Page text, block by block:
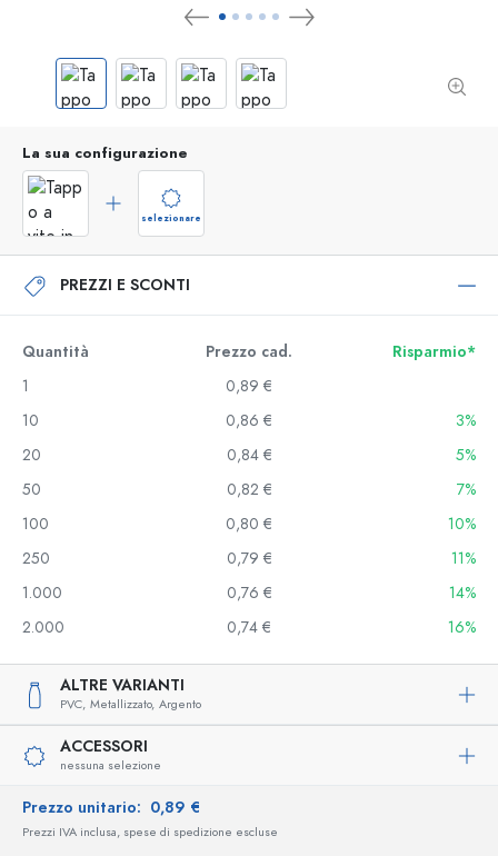
La sua configurazione
selezionare
PREZZI E SCONTI
Quantità Prezzo cad.
Risparmio*
1
0,89 €
10
0,86 €
3%
20
0,84 €
5%
50
0,82 €
7%
100
0,80 €
10%
250
0,79 €
11%
1.000
0,76 €
14%
2.000
0,74 € 16%
ALTRE VARIANTI
PVC, Metallizzato, Argento
ACCESSORI
nessuna selezione
Prezzo unitario: 0,89 €
Prezzi IVA inclusa, spese di spedizione escluse